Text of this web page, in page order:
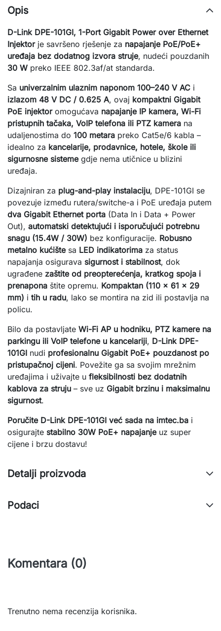
Opis
D-Link DPE-101GI, 1-Port Gigabit Power over Ethernet
Injektor je savršeno rješenje za napajanje PoE/PoE+
uređaja bez dodatnog izvora struje
30 W preko IEEE 802.3af/at standarda.
Sa univerzalnim ulaznim naponom 100–240 V AC
izlazom 48 V DC / 0.625 A, ovaj kompaktni Gigabit
PoE injektor omogućava napajanje IP kamera, Wi-Fi
pristupnih tačaka, VoIP telefona ili PTZ kamera na
udaljenostima do 100 metara preko Cat5e/6 kabla –
idealno za kancelarije, prodavnice, hotele, škole ili
sigurnosne sisteme gdje nema utičnice u blizini
uređaja.
Dizajniran za plug-and-play instalaciju, DPE-101GI se
dva Gigabit Ethernet porta (Data In i Data + Power
Out), automatski detektujući i isporučujući potrebnu
snagu (15.4W / 30W) bez konfiguracije. Robusno
metalno kućište sa LED indikatorima za status
napajanja osigurava sigurnost i stabilnost, dok
ugrađene zaštite od preopterećenja, kratkog spoja i
prenapona štite opremu. Kompaktan (110 x 61 x 29
mm) i tih u radu, lako se montira na zid ili postavlja na
policu.
Bilo da postavljate Wi-Fi AP u hodniku, PTZ kamere na
parkingu ili VoIP telefone u kancelariji, D-Link DPE-
101GI nudi profesionalnu Gigabit PoE+ pouzdanost po
pristupačnoj cijeni. Povežite ga sa svojim mrežnim
uređajima i uživajte u fleksibilnosti bez dodatnih
kablova za struju – sve uz Gigabit brzinu i maksimalnu
sigurnost.
Poručite D-Link DPE-101GI već sada na imtec.ba i
osigurajte stabilno 30W PoE+ napajanje uz super
cijene i brzu dostavu!
Detalji proizvoda
Podaci
Komentara (0)
Trenutno nema recenzija korisnika.